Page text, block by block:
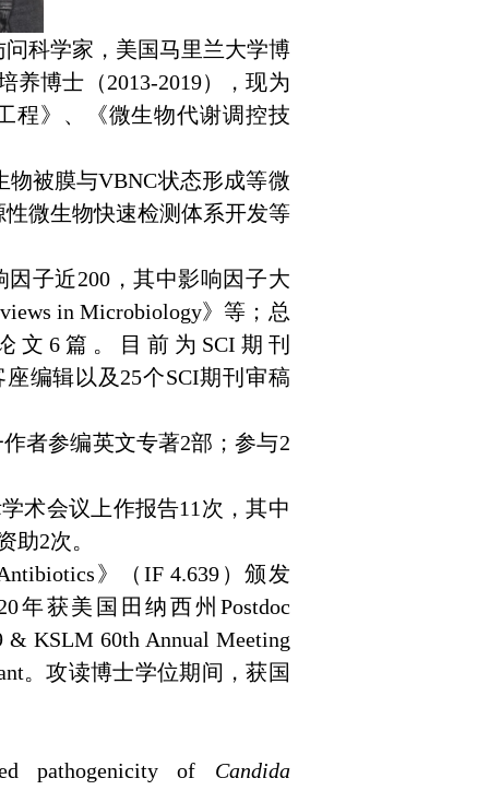
科学家，美国马里兰大学博
养博士（2013-2019），现为
程》、《微生物代谢调控技
物被膜与VBNC状态形成等微
微生物快速检测体系开发等
因子近200 ，其中影响因子大
in Microbiology》等；总
文6 篇。目前为 SCI 期刊
座编辑以及25个SCI期刊审稿
者参编英文专著2部；参与2
术会议上作报告11次，其中
助2次。
》（ IF 4.639 ）颁发
年获美国田纳西州 Postdoc
& KSLM 60th Annual Meeting
。攻读博士学位期间，获国
pathogenicity of Candida